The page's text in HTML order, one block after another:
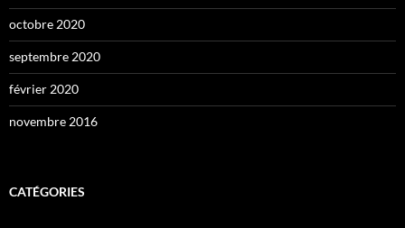
octobre 2020
septembre 2020
février 2020
novembre 2016
CATÉGORIES